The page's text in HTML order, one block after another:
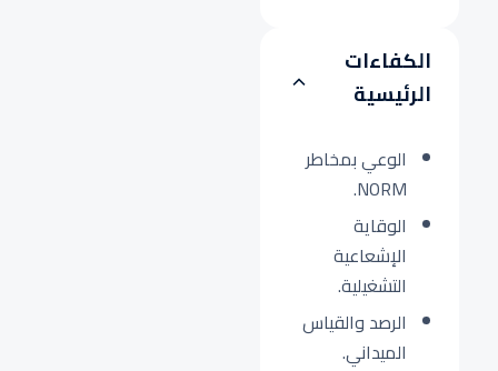
الكفاءات
الرئيسية
الوعي بمخاطر
NORM.
الوقاية
الإشعاعية
التشغيلية.
الرصد والقياس
الميداني.